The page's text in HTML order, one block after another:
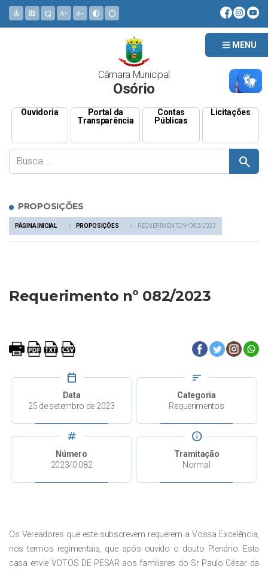
MENU
accessible map admin_panel_settings text_increase text_decrease contrast circle
Câmara Municipal
Osório
Ouvidoria
Portal da
Transparência
Contas
Públicas
Licitações
search
PROPOSIÇÕES
PÁGINA INICIAL PROPOSIÇÕES REQUERIMENTO Nº 082/2023
Requerimento nº 082/2023
calendar_today
Data
25 de setembro de 2023
sort
Categoria
Requerimentos
tag
Número
2023/0.082
info
Tramitação
Normal
Os Vereadores que este subscrevem requerem a Vossa Excelência,
nos termos regimentais, que após ouvido o douto Plenário: Esta
casa envie VOTOS DE PESAR aos familiares do Sr Paulo César da